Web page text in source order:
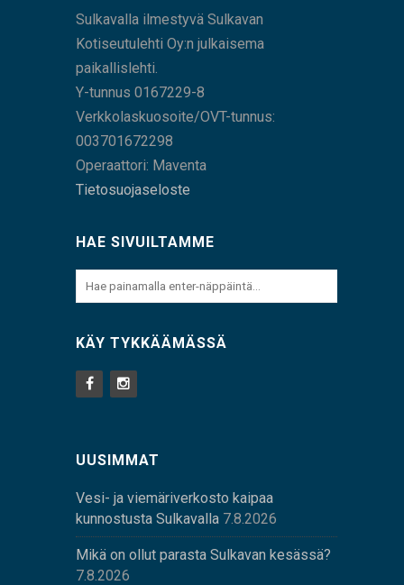
Sulkavalla ilmestyvä Sulkavan
Kotiseutulehti Oy:n julkaisema
paikallislehti.
Y-tunnus 0167229-8
Verkkolaskuosoite/OVT-tunnus:
003701672298
Operaattori: Maventa
Tietosuojaseloste
HAE SIVUILTAMME
KÄY TYKKÄÄMÄSSÄ
UUSIMMAT
Vesi- ja viemäriverkosto kaipaa
kunnostusta Sulkavalla 7.8.2026
Mikä on ollut parasta Sulkavan kesässä?
7.8.2026